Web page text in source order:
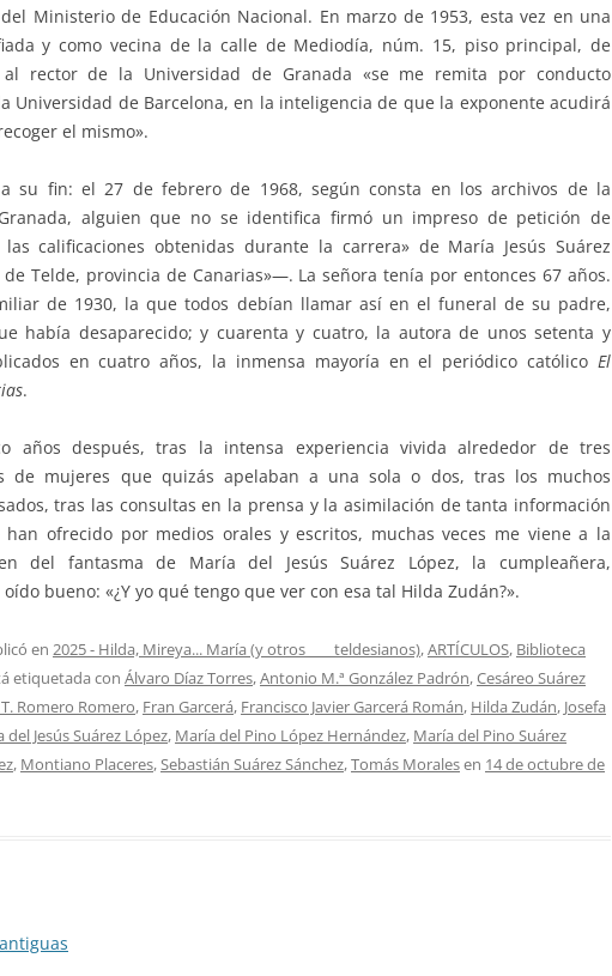
Ministerio de Educación Nacional. En marzo de 1953, esta vez en una
y como vecina de la calle de Mediodía, núm. 15, piso principal, de
al rector de la Universidad de Granada «se me remita por conducto
Universidad de Barcelona, en la inteligencia de que la exponente acudirá
el mismo».
su fin: el 27 de febrero de 1968, según consta en los archivos de la
alguien que no se identifica firmó un impreso de petición de
calificaciones obtenidas durante la carrera» de María Jesús Suárez
Telde, provincia de Canarias»—. La señora tenía por entonces 67 años.
de 1930, la que todos debían llamar así en el funeral de su padre,
había desaparecido; y cuarenta y cuatro, la autora de unos setenta y
en cuatro años, la inmensa mayoría en el periódico católico El
.
años después, tras la intensa experiencia vivida alrededor de tres
de mujeres que quizás apelaban a una sola o dos, tras los muchos
tras las consultas en la prensa y la asimilación de tanta información
ofrecido por medios orales y escritos, muchas veces me viene a la
del fantasma de María del Jesús Suárez López, la cumpleañera,
bueno: «¿Y yo qué tengo que ver con esa tal Hilda Zudán?».
en 2025 - Hilda, Mireya... María (y otros ___ teldesianos),ARTÍCULOS, Biblioteca
etiquetada con Álvaro Díaz Torres,Antonio M.ª González Padrón,Cesáreo Suárez
Romero Romero, Fran Garcerá, Francisco Javier Garcerá Román, Hilda Zudán, Josefa
del Jesús Suárez López, María del Pino López Hernández, María del Pino Suárez
, Montiano Placeres,Sebastián Suárez Sánchez,Tomás Moralesen 14 de octubre de